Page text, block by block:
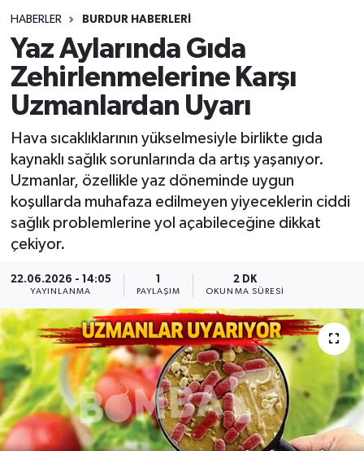
HABERLER BURDUR HABERLERİ
Yaz Aylarında Gıda
Zehirlenmelerine Karşı
Uzmanlardan Uyarı
Hava sıcaklıklarının yükselmesiyle birlikte gıda
kaynaklı sağlık sorunlarında da artış yaşanıyor.
Uzmanlar, özellikle yaz döneminde uygun
koşullarda muhafaza edilmeyen yiyeceklerin ciddi
sağlık problemlerine yol açabileceğine dikkat
çekiyor.
22.06.2026 - 14:05
YAYINLANMA
1
PAYLAŞIM
2 DK
OKUNMA SÜRESI
Spor
Tebrik
Türkiye